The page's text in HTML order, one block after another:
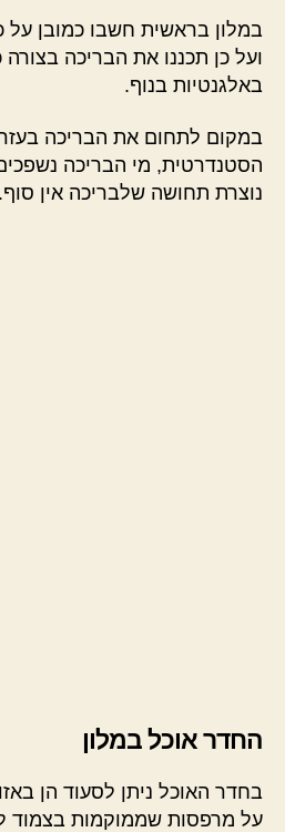
במלון בראשית חשבו כמובן
ועל כן תכננו את הבריכה
באלגנטיות בנוף.
במקום לתחום את הבריכה
הסטנדרטית, מי הבריכה
נוצרת תחושה שלבריכה אין סוף.
החדר אוכל במלון
בחדר האוכל ניתן לסעוד הן
על מרפסות שממוקמות בצמוד